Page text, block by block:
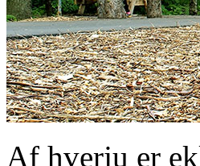
Af hverju er